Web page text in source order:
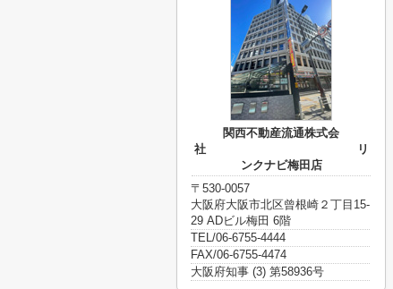
関西不動産流通株式会
社 リ
ンクナビ梅田店
〒530-0057
大阪府大阪市北区曾根崎２丁目15-
29 ADビル梅田 6階
TEL/06-6755-4444
FAX/06-6755-4474
大阪府知事 (3) 第58936号